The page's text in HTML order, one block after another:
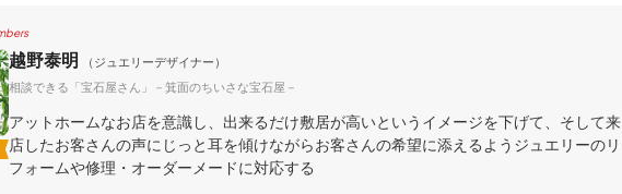
越野泰明
（ジュエリーデザイナー）
相談できる「宝石屋さん」－箕面のちいさな宝石屋－
アットホームなお店を意識し、出来るだけ敷居が高いというイメージを下げて、そして来
店したお客さんの声にじっと耳を傾けながらお客さんの希望に添えるようジュエリーのリ
フォームや修理・オーダーメードに対応する